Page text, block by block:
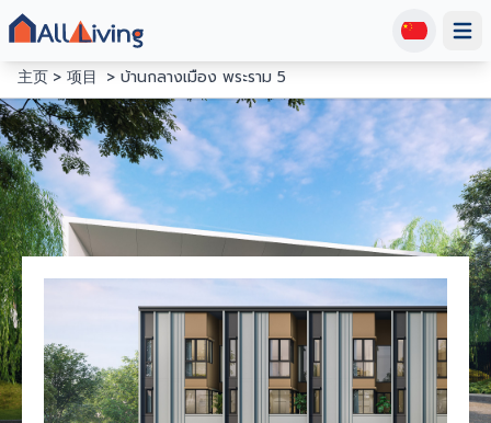
主页
项目 บ้านกลางเมือง พระราม 5